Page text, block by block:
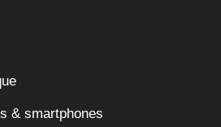
& smartphones